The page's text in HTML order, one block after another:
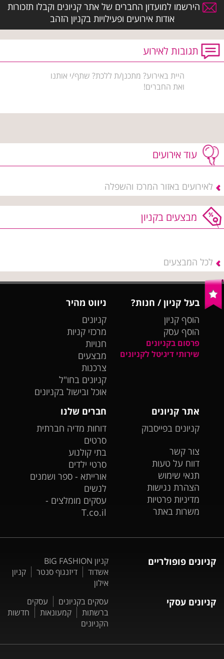
הירשמו למועדון החברים של אתר קניונים וקבלו תזכורות
אודות אירועים ופעילויות בקניון הזהב
תגובות לאירוע
היית באירוע? מתכנן/ת ללכת? שתף/י אותנו
ואת החברים!
עוד אירועים
לאירועים באזור המרכז והשפלה
מבצעים בקניון
לכל המבצעים
בעל קניון / חנות?
הוסף קניון
הוסף עסק
פרסום בקניונים
שירותי דיגיטל לקניונים
ניווט מהיר
קניונים
מרכזי קניות
חנויות
מבצעים
צרכנות
קניונים בחו"ל
אוכל ובישול בקניונים
אתר קניונים
קניונים בפייסבוק
צור קשר
דווח על טעות
תנאי שימוש
הצהרת נגישות
מדיניות פרטיות
משרות באתר
חברים שלנו
דוחות מדיה חברתית
סרטים
בתי קולנוע
סרטי ילדים
אורייתא - ספר ושמנים
לנשים
עסקים מומלצים -
T.co.il
קניונים פופולריים
קניון BIG FASHION
אשדוד
דיזנגוף סנטר
קניון
אילון
קניונים עסקי עסקים בקניונים
עסקים
ברשתות
קמעונאות
חדשות
הקניונים